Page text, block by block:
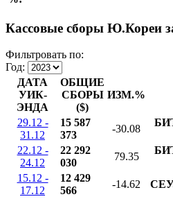
Кассовые сборы Ю.Кореи
Фильтровать по:
Год:
ДАТА
УИК-
ЭНДА
ОБЩИЕ
СБОРЫ
($)
ИЗМ.%
29.12 -
31.12
15 587
373
-30.08
22.12 -
24.12
22 292
030
79.35
15.12 -
17.12
12 429
566
-14.62